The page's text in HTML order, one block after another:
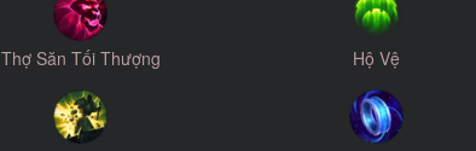
Thợ Săn Tối Thượng Hộ Vệ